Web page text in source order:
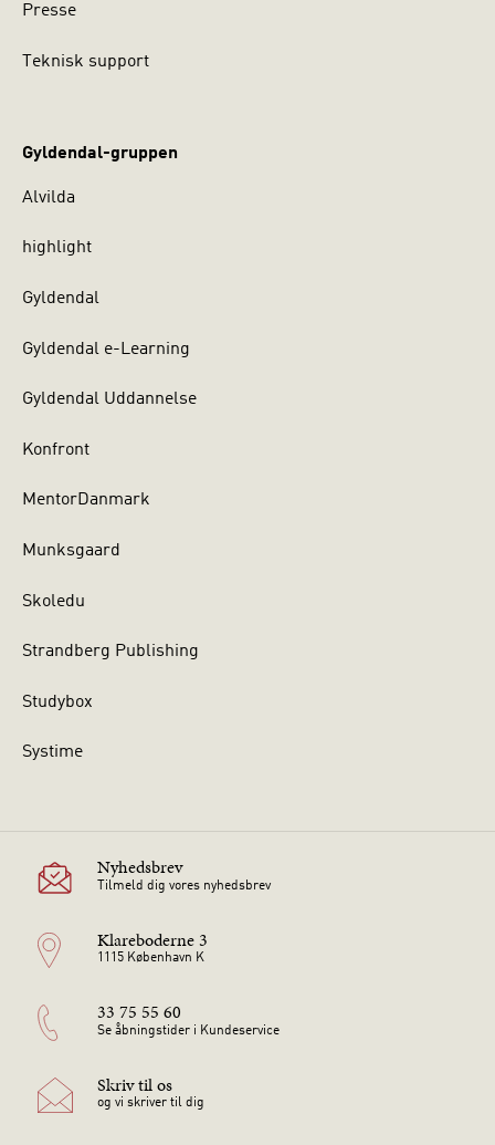
Presse
Teknisk support
Gyldendal-gruppen
Alvilda
highlight
Gyldendal
Gyldendal e-Learning
Gyldendal Uddannelse
Konfront
MentorDanmark
Munksgaard
Skoledu
Strandberg Publishing
Studybox
Systime
Nyhedsbrev
Tilmeld dig vores nyhedsbrev
Klareboderne 3
1115 København K
33 75 55 60
Se åbningstider i Kundeservice
Skriv til os
og vi skriver til dig